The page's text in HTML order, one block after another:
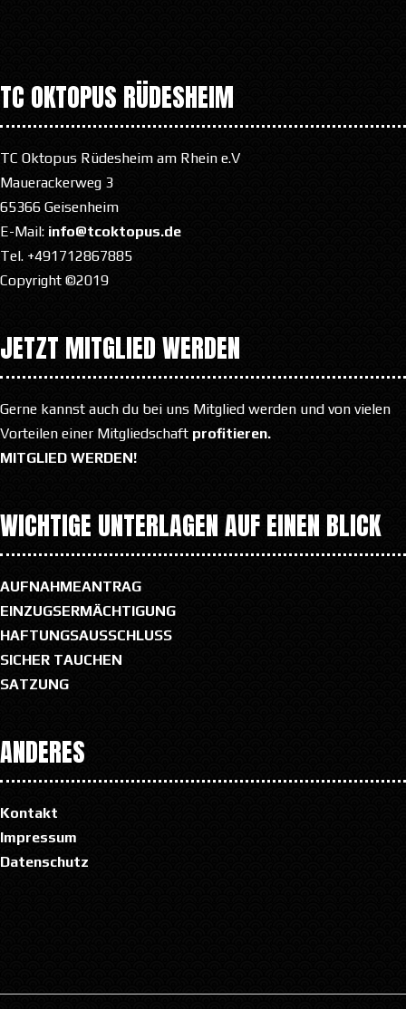
TC OKTOPUS RÜDESHEIM
TC Oktopus Rüdesheim am Rhein e.V
Mauerackerweg 3
65366 Geisenheim
E-Mail: info@tcoktopus.de
Tel. +491712867885
Copyright ©2019
JETZT MITGLIED WERDEN
Gerne kannst auch du bei uns Mitglied werden und von vielen
Vorteilen einer Mitgliedschaft profitieren.
MITGLIED WERDEN!
WICHTIGE UNTERLAGEN AUF EINEN BLICK
AUFNAHMEANTRAG
EINZUGSERMÄCHTIGUNG
HAFTUNGSAUSSCHLUSS
SICHER TAUCHEN
SATZUNG
ANDERES
Kontakt
Impressum
Datenschutz